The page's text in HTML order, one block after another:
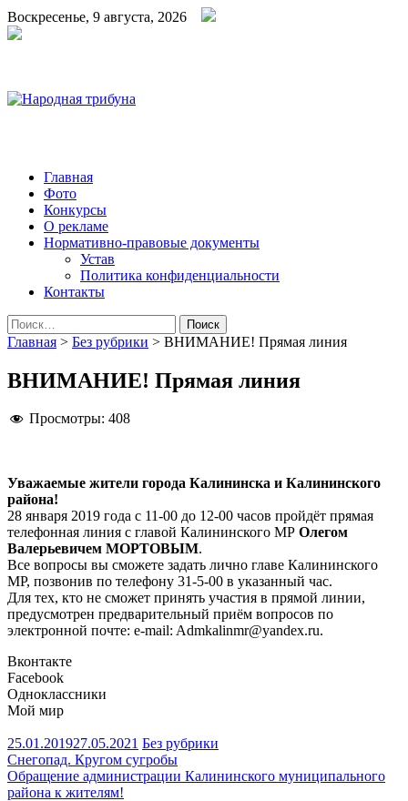
Воскресенье, 9 августа, 2026
Народная трибуна
Калининская районная газета
Главная
Фото
Конкурсы
О рекламе
Нормативно-правовые документы
Устав
Политика конфиденциальности
Контакты
Найти:
Главная > Без рубрики > ВНИМАНИЕ! Прямая линия
ВНИМАНИЕ! Прямая линия
Просмотры: 408
Уважаемые жители города Калининска и Калининского
района!
28 января 2019 года с 11-00 до 12-00 часов пройдёт прямая
телефонная линия с главой Калининского МР Олегом
Валерьевичем МОРТОВЫМ.
Все вопросы вы сможете задать лично главе Калининского
МР, позвонив по телефону 31-5-00 в указанный час.
Для тех, кто не сможет принять участия в прямой линии,
предусмотрен предварительный приём вопросов по
электронной почте: e-mail: Admkalinmr@yandex.ru.
Вконтакте
Facebook
Одноклассники
Мой мир
25.01.201927.05.2021 Без рубрики
Навигация
по
Снегопад. Кругом сугробы
Обращение администрации Калининского муниципального
района к жителям!